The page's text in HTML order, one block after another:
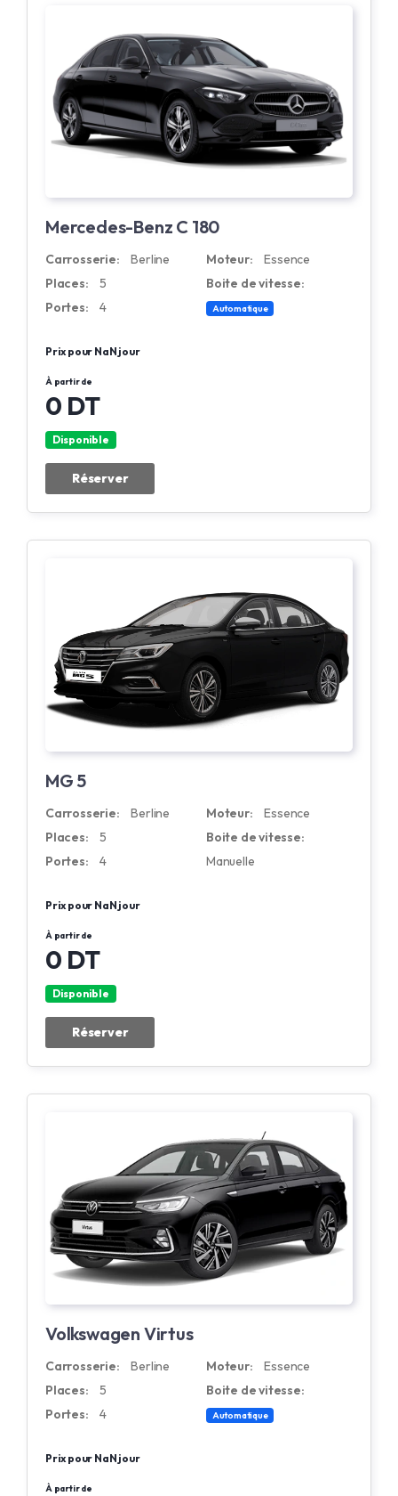
Mercedes-Benz C 180
Carrosserie:
Berline
Places:
5
Portes:
4
Moteur:
Essence
Boite de vitesse:
Automatique
Prix pour NaN jour
À partir de
0 DT
Disponible
Réserver
MG 5
Carrosserie:
Berline
Places:
5
Portes:
4
Moteur:
Essence
Boite de vitesse:
Manuelle
Prix pour NaN jour
À partir de
0 DT
Disponible
Réserver
Volkswagen Virtus
Carrosserie:
Berline
Places:
5
Portes:
4
Moteur:
Essence
Boite de vitesse:
Automatique
Prix pour NaN jour
À partir de